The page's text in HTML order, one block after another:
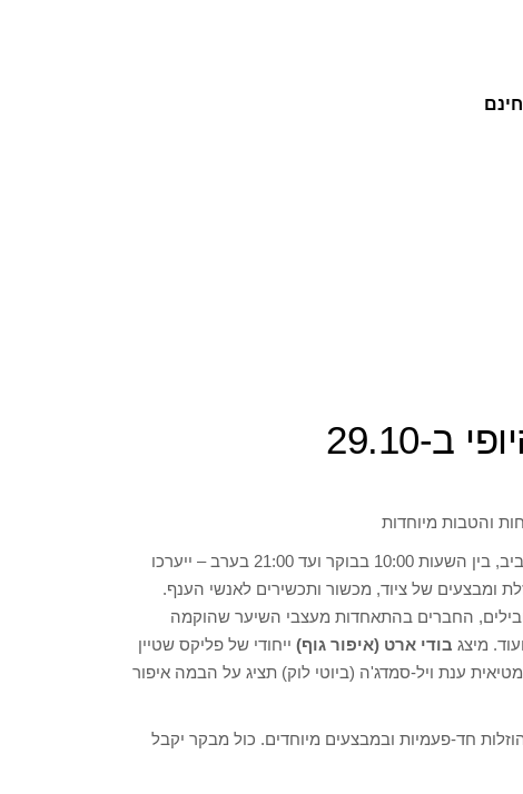
29.10
והטבות מיוחדות
במסגרת יריד היופי – שייערך ב-29.10 במלון דן פנורמה בתל-אביב, בין השעות 10:00 בבוקר ועד 21:00 בערב – ייערכו
ומבצעים של ציוד, מכשור ותכשירים לאנשי הענף.
החברים בהתאחדות מעצבי השיער שהוקמה
מיצג בודי ארט (איפור גוף) ייחודי של פליקס שטיין
ענת ויל-סמדג'ה (ביוטי לוק) תציג על הבמה איפור
חד-פעמיות ובמבצעים מיוחדים. כול מבקר יקבל